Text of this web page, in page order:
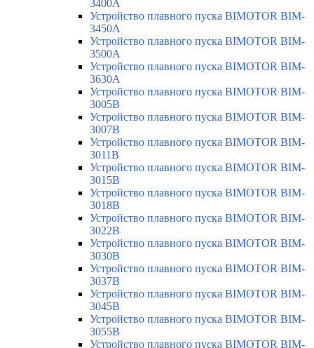
3400A
Устройство плавного пуска BIMOTOR BIM-
3450A
Устройство плавного пуска BIMOTOR BIM-
3500A
Устройство плавного пуска BIMOTOR BIM-
3630A
Устройство плавного пуска BIMOTOR BIM-
3005B
Устройство плавного пуска BIMOTOR BIM-
3007B
Устройство плавного пуска BIMOTOR BIM-
3011B
Устройство плавного пуска BIMOTOR BIM-
3015B
Устройство плавного пуска BIMOTOR BIM-
3018B
Устройство плавного пуска BIMOTOR BIM-
3022B
Устройство плавного пуска BIMOTOR BIM-
3030B
Устройство плавного пуска BIMOTOR BIM-
3037B
Устройство плавного пуска BIMOTOR BIM-
3045B
Устройство плавного пуска BIMOTOR BIM-
3055B
Устройство плавного пуска BIMOTOR BIM-